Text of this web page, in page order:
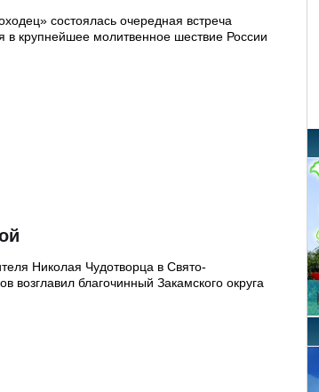
состоялась очередная встреча
крупнейшее молитвенное шествие России
Николая Чудотворца в Свято-
возглавил благочинный Закамского округа